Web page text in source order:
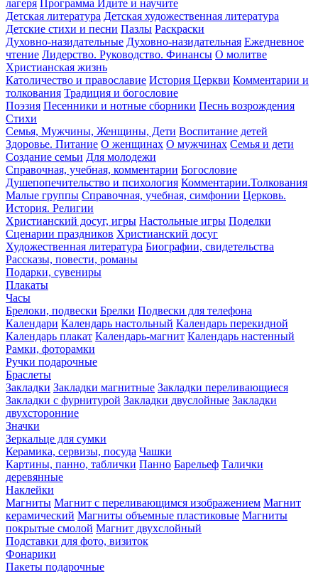
лагеря Программа Идите и научите
Детская литература Детская художественная литература
Детские стихи и песни Пазлы Раскраски
Духовно-назидательные Духовно-назидательная Ежедневное
чтение Лидерство. Руководство. Финансы О молитве
Христианская жизнь
Католичество и православие История Церкви Комментарии и
толкования Традиция и богословие
Поэзия Песенники и нотные сборники Песнь возрождения
Стихи
Семья, Мужчины, Женщины, Дети Воспитание детей
Здоровье. Питание О женщинах О мужчинах Семья и дети
Создание семьи Для молодежи
Справочная, учебная, комментарии Богословие
Душепопечительство и психология Комментарии.Толкования
Малые группы Справочная, учебная, симфонии Церковь.
История. Религии
Христианский досуг, игры Настольные игры Поделки
Сценарии праздников Христианский досуг
Художественная литература Биографии, свидетельства
Рассказы, повести, романы
Подарки, сувениры
Плакаты
Часы
Брелоки, подвески Брелки Подвески для телефона
Календари Календарь настольный Календарь перекидной
Календарь плакат Календарь-магнит Календарь настенный
Рамки, фоторамки
Ручки подарочные
Браслеты
Закладки Закладки магнитные Закладки переливающиеся
Закладки с фурнитурой Закладки двуслойные Закладки
двухсторонние
Значки
Зеркальце для сумки
Керамика, сервизы, посуда Чашки
Картины, панно, таблички Панно Барельеф Талички
деревянные
Наклейки
Магниты Магнит с переливающимся изображением Магнит
керамический Магниты объемные пластиковые Магниты
покрытые смолой Магнит двухслойный
Подставки для фото, визиток
Фонарики
Пакеты подарочные